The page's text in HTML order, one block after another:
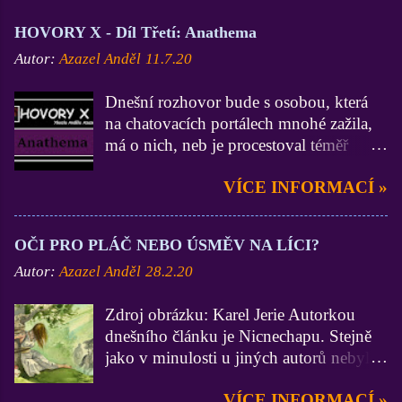
HOVORY X - Díl Třetí: Anathema
Autor:Azazel Anděl 11.7.20
Dnešní rozhovor bude s osobou, která
na chatovacích portálech mnohé zažila,
má o nich, neb je procestoval téměř
zkušenosti (zdatnější už jsem asi jen Já
funkcionářství, neb byl administrátorem
na 3 portálech, Lidé.cz, BezvaChat.cz a
SuperPokec.cz. Krom toho, nejen na
Stálého správce. Dámy a pánové, mistr
Anathema. Ty jsi začínal na portálu
Lidé.cz a vím, že dodnes na něj nedáš
VÍCE INFORMACÍ »
OČI PRO PLÁČ NEBO ÚSMĚV NA LÍCI?
Autor:Azazel Anděl 28.2.20
Zdroj obrázku: Karel Jerie Autorkou
dnešního článku je Nicnechapu. Stejně
jako v minulosti u jiných autorů nebylo